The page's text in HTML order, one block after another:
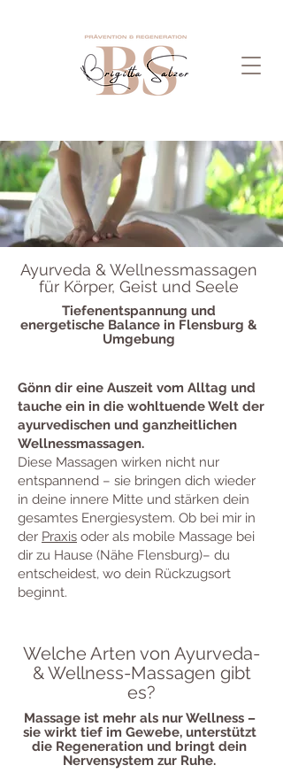
Ayurveda & Wellnessmassagen
für Körper, Geist und Seele
Tiefenentspannung und
energetische Balance in Flensburg &
Umgebung
Gönn dir eine Auszeit vom Alltag und
tauche ein in die wohltuende Welt der
ayurvedischen und ganzheitlichen
Wellnessmassagen.
Diese Massagen wirken nicht nur
entspannend – sie bringen dich wieder
in deine innere Mitte und stärken dein
gesamtes Energiesystem. Ob bei mir in
der Praxis oder als mobile Massage bei
dir zu Hause (Nähe Flensburg)– du
entscheidest, wo dein Rückzugsort
beginnt.
Welche Arten von Ayurveda-
& Wellness-Massagen gibt
es?
Massage ist mehr als nur Wellness –
sie wirkt tief im Gewebe, unterstützt
die Regeneration und bringt dein
Nervensystem zur Ruhe.